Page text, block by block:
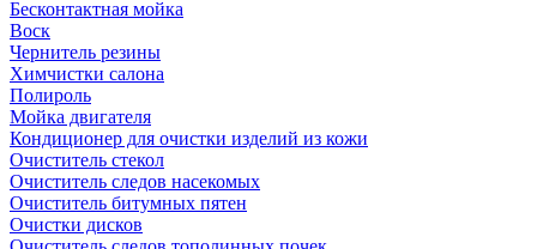
Бесконтактная мойка
Воск
Чернитель резины
Химчистки салона
Полироль
Мойка двигателя
Кондиционер для очистки изделий из кожи
Очиститель стекол
Очиститель следов насекомых
Очиститель битумных пятен
Очистки дисков